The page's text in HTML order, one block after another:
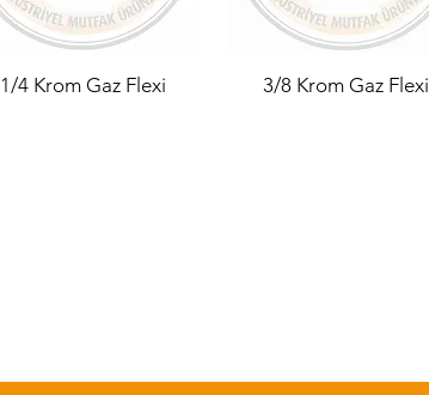
1/4 Krom Gaz Flexi 3/8 Krom Gaz Flexi